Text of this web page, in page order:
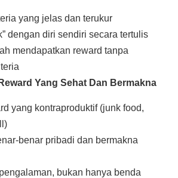
yang jelas dan terukur
dengan diri sendiri secara tertulis
mendapatkan reward tanpa
Yang Sehat Dan Bermakna
yang kontraproduktif (junk food,
benar pribadi dan bermakna
bukan hanya benda